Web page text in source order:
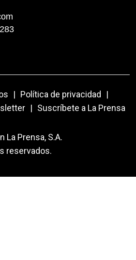
| Política de privacidad
|
| Suscríbete a La Prensa
La Prensa, S.A.
reservados.